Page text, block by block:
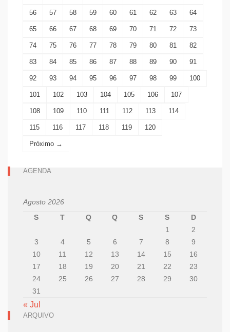
56 57 58 59 60 61 62 63 64
65 66 67 68 69 70 71 72 73
74 75 76 77 78 79 80 81 82
83 84 85 86 87 88 89 90 91
92 93 94 95 96 97 98 99 100
101 102 103 104 105 106 107
108 109 110 111 112 113 114
115 116 117 118 119 120
Próximo →
AGENDA
Agosto 2026
S
T Q Q S S
D
1
2
3
4 5 6 7 8
9
10
11 12 13 14 15
16
17
18 19 20 21 22
23
24
25 26 27 28 29
30
31
« Jul
ARQUIVO